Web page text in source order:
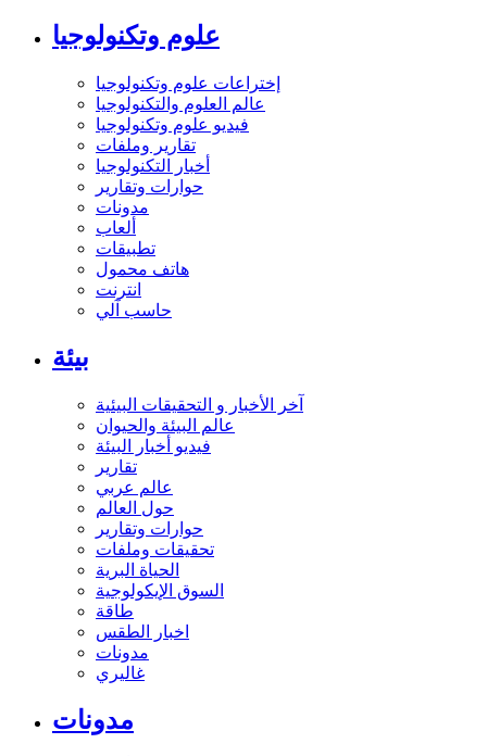
علوم وتكنولوجيا
إختراعات علوم وتكنولوجيا
عالم العلوم والتكنولوجيا
فيديو علوم وتكنولوجيا
تقارير وملفات
أخبار التكنولوجيا
حوارات وتقارير
مدونات
ألعاب
تطبيقات
هاتف محمول
انترنت
حاسب آلي
بيئة
آخر الأخبار و التحقيقات البيئية
عالم البيئة والحيوان
فيديو أخبار البيئة
تقارير
عالم عربي
حول العالم
حوارات وتقارير
تحقيقات وملفات
الحياة البرية
السوق الإيكولوجية
طاقة
اخبار الطقس
مدونات
غاليري
مدونات